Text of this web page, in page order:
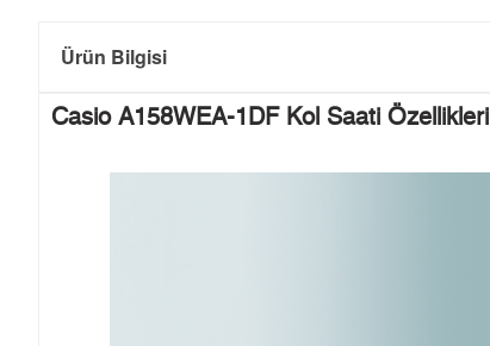
Ürün Bilgisi
Casio A158WEA-1DF Kol Saati Özellikleri